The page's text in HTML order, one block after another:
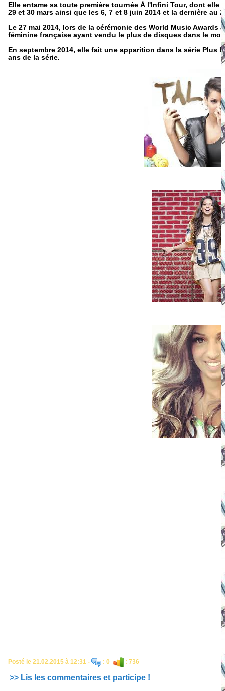
Elle entame sa toute première tournée À l'Infini Tour, dont
29 et 30 mars ainsi que les 6, 7 et 8 juin 2014 et la dernière au
Le 27 mai 2014, lors de la cérémonie des World Music
féminine française ayant vendu le plus de disques dans le
En septembre 2014, elle fait une apparition dans la série Plus
ans de la série.
Posté le 21.02.2015 à 12:31 - : 0 : 736
>> Lis les commentaires et participe !